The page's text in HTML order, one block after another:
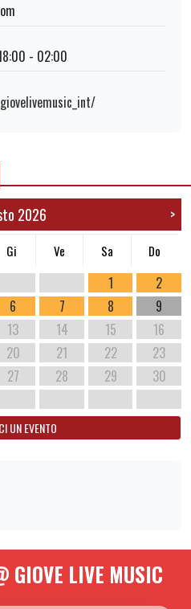
- 02:00
2026 >
Gi Ve Sa Do
1
2
6 7 8
9
13 14 15
16
20 21 22
23
27 28 29
30
UN EVENTO
GIOVE LIVE MUSIC